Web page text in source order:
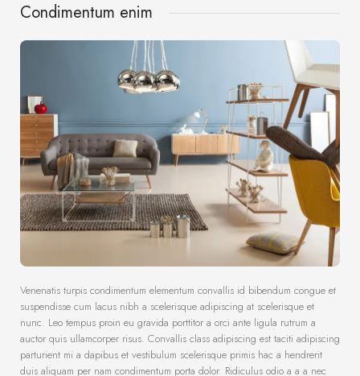
Condimentum enim
Venenatis turpis condimentum elementum convallis id bibendum congue et
suspendisse cum lacus nibh a scelerisque adipiscing at scelerisque et
nunc. Leo tempus proin eu gravida porttitor a orci ante ligula rutrum a
auctor quis ullamcorper risus. Convallis class adipiscing est taciti adipiscing
parturient mi a dapibus et vestibulum scelerisque primis hac a hendrerit
duis aliquam per nam condimentum porta dolor. Ridiculus odio a a a nec